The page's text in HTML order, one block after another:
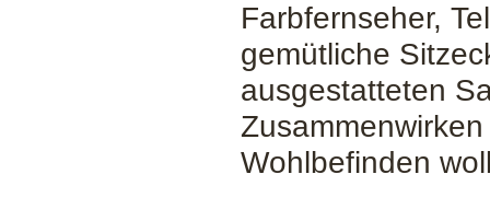
Farbfernseher,
gemütliche
ausgestatteten
Wohlbefinden